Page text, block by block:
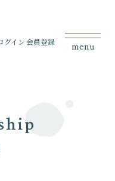
グイン会員登録 menu